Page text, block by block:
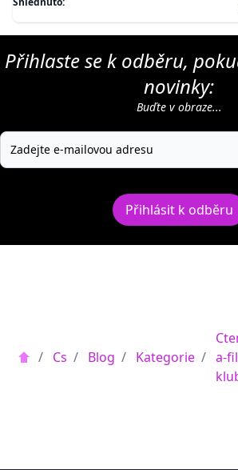
Přihlaste se k odběru,
novinky:
Buďte v obraze...
Přihlásit k odběru
/ Cs / Blog / Kategorie / a-